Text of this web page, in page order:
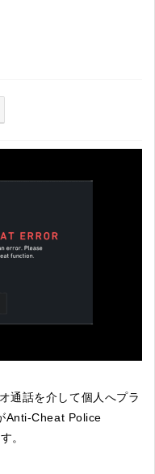
通話を介して個人へプラ
Anti-Cheat Police
。